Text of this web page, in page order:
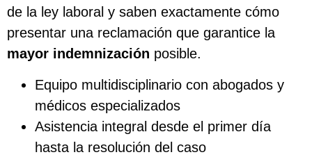
de la ley laboral y saben exactamente cómo
presentar una reclamación que garantice la
mayor indemnización posible.
Equipo multidisciplinario con abogados y
médicos especializados
Asistencia integral desde el primer día
hasta la resolución del caso